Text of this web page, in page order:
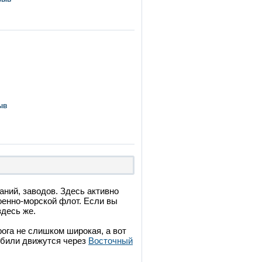
заводов. Здесь активно
морской флот. Если вы
же.
не слишком широкая, а вот
движутся через Восточный